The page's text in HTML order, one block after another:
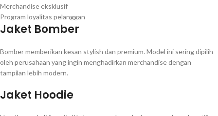
Merchandise eksklusif
Program loyalitas pelanggan
Jaket Bomber
Bomber memberikan kesan stylish dan premium. Model ini sering dipilih
oleh perusahaan yang ingin menghadirkan merchandise dengan
tampilan lebih modern.
Jaket Hoodie